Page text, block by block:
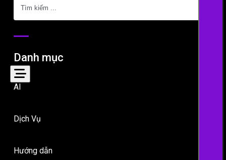
Danh mục
AI
Dịch Vụ
Hướng dẫn